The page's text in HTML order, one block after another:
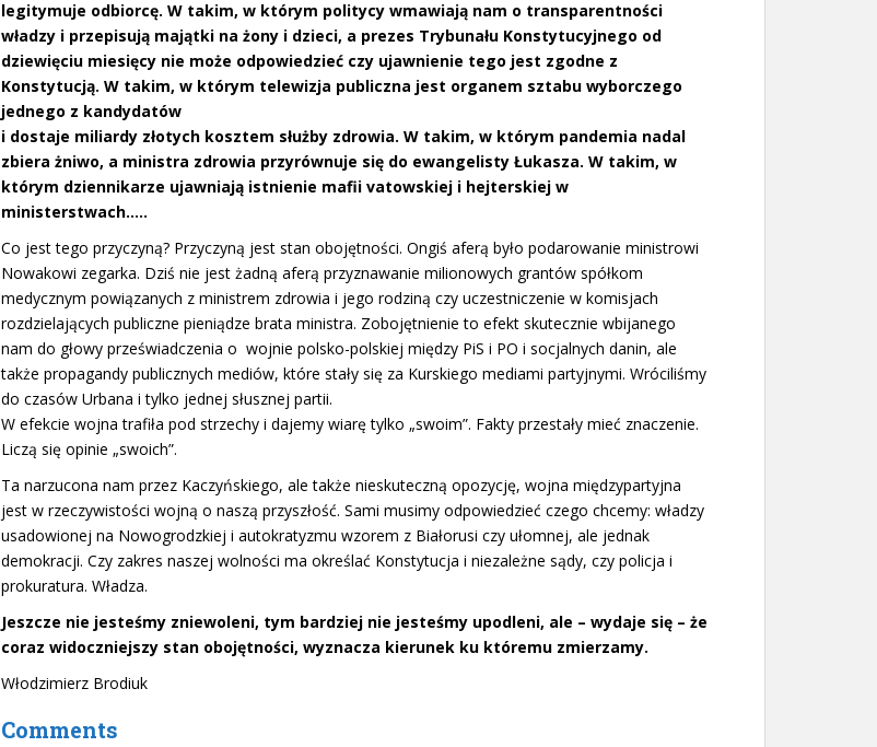
legitymuje odbiorcę. W takim, w którym politycy wmawiają nam o transparentności
władzy i przepisują majątki na żony i dzieci, a prezes Trybunału Konstytucyjnego od
dziewięciu miesięcy nie może odpowiedzieć czy ujawnienie tego jest zgodne z
Konstytucją. W takim, w którym telewizja publiczna jest organem sztabu wyborczego
jednego z kandydatów
i dostaje miliardy złotych kosztem służby zdrowia. W takim, w którym pandemia nadal
zbiera żniwo, a ministra zdrowia przyrównuje się do ewangelisty Łukasza. W takim, w
którym dziennikarze ujawniają istnienie mafii vatowskiej i hejterskiej w
ministerstwach…..
Co jest tego przyczyną? Przyczyną jest stan obojętności. Ongiś aferą było podarowanie ministrowi
Nowakowi zegarka. Dziś nie jest żadną aferą przyznawanie milionowych grantów spółkom
medycznym powiązanych z ministrem zdrowia i jego rodziną czy uczestniczenie w komisjach
rozdzielających publiczne pieniądze brata ministra. Zobojętnienie to efekt skutecznie wbijanego
nam do głowy przeświadczenia o wojnie polsko-polskiej między PiS i PO i socjalnych danin, ale
także propagandy publicznych mediów, które stały się za Kurskiego mediami partyjnymi. Wróciliśmy
do czasów Urbana i tylko jednej słusznej partii.
W efekcie wojna trafiła pod strzechy i dajemy wiarę tylko „swoim”. Fakty przestały mieć znaczenie.
Liczą się opinie „swoich”.
Ta narzucona nam przez Kaczyńskiego, ale także nieskuteczną opozycję, wojna międzypartyjna
jest w rzeczywistości wojną o naszą przyszłość. Sami musimy odpowiedzieć czego chcemy: władzy
usadowionej na Nowogrodzkiej i autokratyzmu wzorem z Białorusi czy ułomnej, ale jednak
demokracji. Czy zakres naszej wolności ma określać Konstytucja i niezależne sądy, czy policja i
prokuratura. Władza.
Jeszcze nie jesteśmy zniewoleni, tym bardziej nie jesteśmy upodleni, ale – wydaje się – że
coraz widoczniejszy stan obojętności, wyznacza kierunek ku któremu zmierzamy.
Włodzimierz Brodiuk
Comments